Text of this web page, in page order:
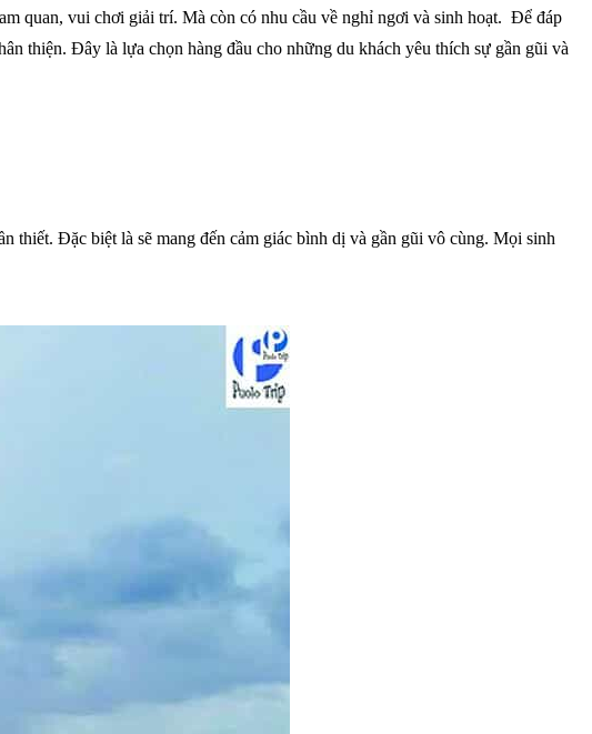
quan, vui chơi giải trí. Mà còn có nhu cầu về nghỉ ngơi và sinh hoạt. Để đáp
thiện. Đây là lựa chọn hàng đầu cho những du khách yêu thích sự gần gũi và
thiết. Đặc biệt là sẽ mang đến cảm giác bình dị và gần gũi vô cùng. Mọi sinh